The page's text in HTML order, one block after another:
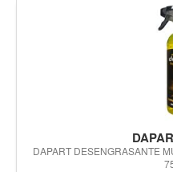
DAPART DESENGRASANTE